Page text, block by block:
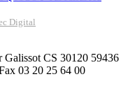
Digital
CS 30120 59436
03 20 25 64 00